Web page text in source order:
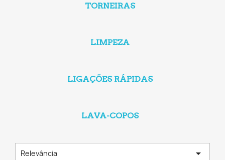
TORNEIRAS
LIMPEZA
LIGAÇÕES RÁPIDAS
LAVA-COPOS
Relevância 